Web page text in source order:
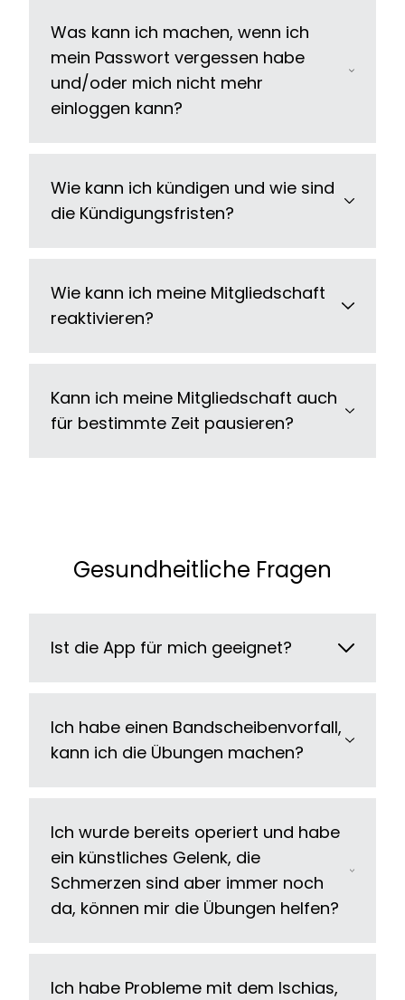
Was kann ich machen, wenn ich
mein Passwort vergessen habe
und/oder mich nicht mehr
einloggen kann?
Wie kann ich kündigen und wie sind
die Kündigungsfristen?
Wie kann ich meine Mitgliedschaft
reaktivieren?
Kann ich meine Mitgliedschaft auch
für bestimmte Zeit pausieren?
Gesundheitliche Fragen
Ist die App für mich geeignet?
Ich habe einen Bandscheibenvorfall,
kann ich die Übungen machen?
Ich wurde bereits operiert und habe
ein künstliches Gelenk, die
Schmerzen sind aber immer noch
da, können mir die Übungen helfen?
Ich habe Probleme mit dem Ischias,